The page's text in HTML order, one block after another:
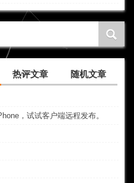
热评文章 随机文章
，试试客户端远程发布。